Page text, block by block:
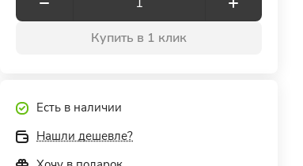
Купить в 1 клик
Есть в наличии
Нашли дешевле?